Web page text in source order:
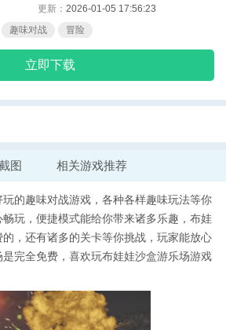
立即下载
更新： 2026-01-05 17:56:23
趣味对战 冒险
图 相关游戏推荐
玩的趣味对战游戏，各种各样趣味玩法等你
玩，便捷模式能给你带来诸多乐趣， 布娃
的，还有诸多的关卡等你挑战，玩家能放心
是完全免费，喜欢玩布娃娃沙盒游乐场游戏